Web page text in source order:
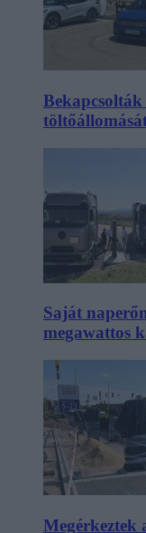
Saját
megawattos
Megérkeztek